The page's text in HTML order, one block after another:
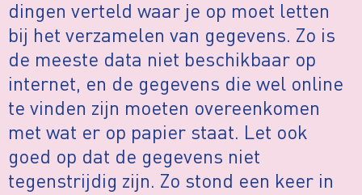
dingen verteld waar je op moet letten
bij het verzamelen van gegevens. Zo is
de meeste data niet beschikbaar op
internet, en de gegevens die wel online
te vinden zijn moeten overeenkomen
met wat er op papier staat. Let ook
goed op dat de gegevens niet
tegenstrijdig zijn. Zo stond een keer in